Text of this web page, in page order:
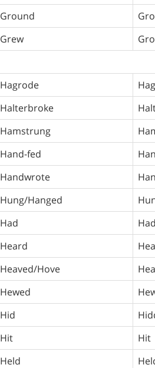
Ground
Grew
Hagrode
Halterbroke
Hamstrung
Hand-fed
Handwrote
Hung/Hanged
Had
Heard
Heaved/Hove
Hewed
Hid
Hit
Hit
Held